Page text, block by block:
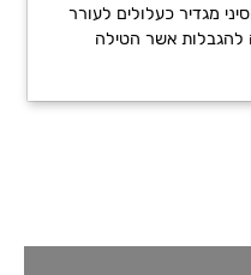
מגדיר כעלולים לעורר
להגבלות אשר הטילה